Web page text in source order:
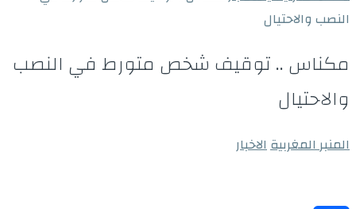
النصب والاحتيال
مكناس .. توقيف شخص متورط في النصب
والاحتيال
المنبر المغربيةالاخبار